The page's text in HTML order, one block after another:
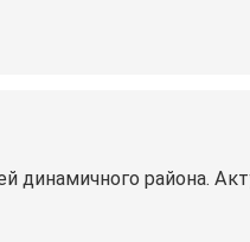
динамичного района.